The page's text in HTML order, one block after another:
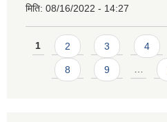
मिति: 08/16/2022 - 14:27
Pages
1 2 3 4
8 9 …